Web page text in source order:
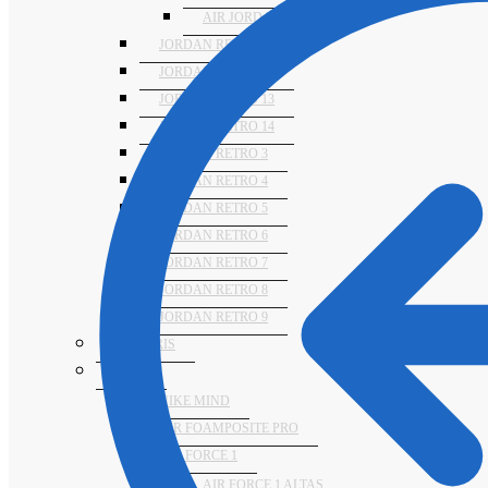
AIR JORDAN 1 MID
JORDAN RETRO 11
JORDAN RETRO 12
JORDAN RETRO 13
JORDAN RETRO 14
JORDAN RETRO 3
JORDAN RETRO 4
JORDAN RETRO 5
JORDAN RETRO 6
JORDAN RETRO 7
JORDAN RETRO 8
JORDAN RETRO 9
NUMERIS
NIKE MIND
AIR FOAMPOSITE PRO
AIR FORCE 1
AIR FORCE 1 ALTAS